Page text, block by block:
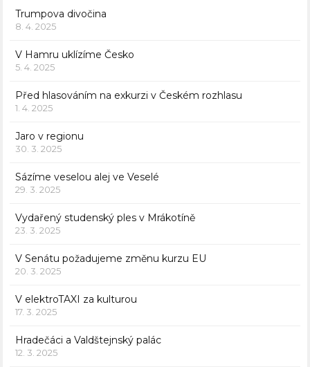
Trumpova divočina
8. 4. 2025
V Hamru uklízíme Česko
5. 4. 2025
Před hlasováním na exkurzi v Českém rozhlasu
1. 4. 2025
Jaro v regionu
30. 3. 2025
Sázíme veselou alej ve Veselé
29. 3. 2025
Vydařený studenský ples v Mrákotíně
23. 3. 2025
V Senátu požadujeme změnu kurzu EU
20. 3. 2025
V elektroTAXI za kulturou
17. 3. 2025
Hradečáci a Valdštejnský palác
12. 3. 2025